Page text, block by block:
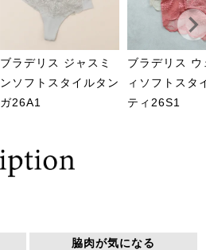
ブラデリス ジャスミ
ンソフトスタイルタン
ガ26A1
ブラデリス ウ
ィソフトスタ
ティ26S1
脇肉が気になる